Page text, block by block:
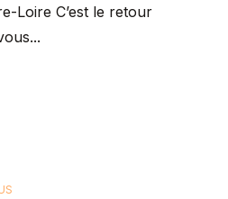
Loire C’est le retour